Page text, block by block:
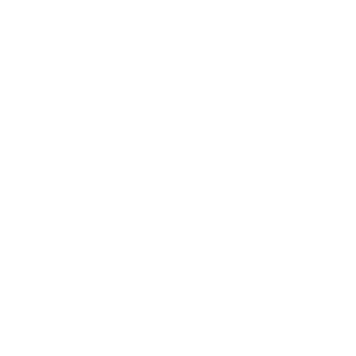
ein.
Die Lieder begleite
und die
achtsam mit schönen
frei zur Verfügung